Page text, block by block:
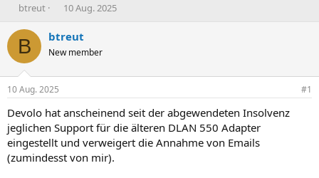
E
s
e
r
btreut
E
s
e
t
a
10 Aug. 2025
B btreut
New member
10 Aug. 2025 #1
Devolo hat anscheinend seit der abgewendeten Insolvenz
jeglichen Support für die älteren DLAN 550 Adapter
eingestellt und verweigert die Annahme von Emails
(zumindesst von mir).